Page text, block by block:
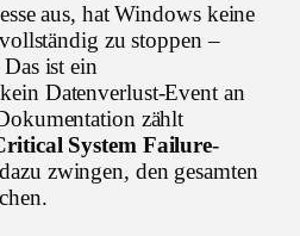
aus, hat Windows keine
zu stoppen –
ist ein
Datenverlust-Event an
zählt
System Failure-
zwingen, den gesamten